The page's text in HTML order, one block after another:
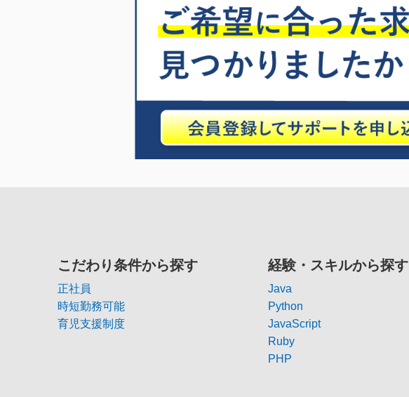
こだわり条件から探す
正社員
時短勤務可能
育児支援制度
経験・スキルから探す
Java
Python
JavaScript
Ruby
PHP